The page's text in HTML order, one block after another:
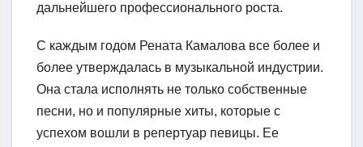
дальнейшего профессионального роста.
С каждым годом Рената Камалова все более и
более утверждалась в музыкальной индустрии.
Она стала исполнять не только собственные
песни, но и популярные хиты, которые с
успехом вошли в репертуар певицы. Ее